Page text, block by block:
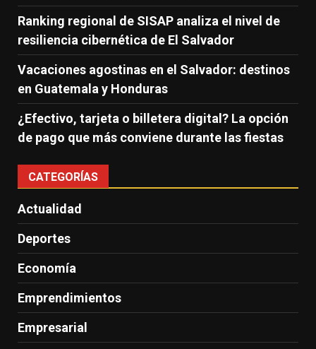
Ranking regional de SISAP analiza el nivel de
resiliencia cibernética de El Salvador
Vacaciones agostinas en el Salvador: destinos
en Guatemala y Honduras
¿Efectivo, tarjeta o billetera digital? La opción
de pago que más conviene durante las fiestas
CATEGORÍAS
Actualidad
Deportes
Economía
Emprendimientos
Empresarial